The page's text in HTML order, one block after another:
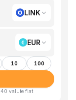
LINK
EUR
10 100
40 valute fiat